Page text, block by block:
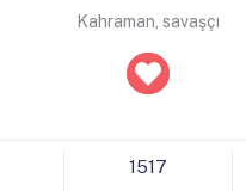
Kahraman, savaşçı
1517